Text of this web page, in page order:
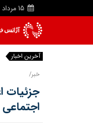
15 مرداد
آخرین اخبار
خبر/
اجتماعی